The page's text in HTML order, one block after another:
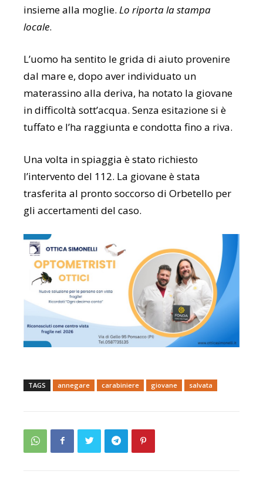
insieme alla moglie. Lo riporta la stampa
locale.
L’uomo ha sentito le grida di aiuto provenire
dal mare e, dopo aver individuato un
materassino alla deriva, ha notato la giovane
in difficoltà sott’acqua. Senza esitazione si è
tuffato e l’ha raggiunta e condotta fino a riva.
Una volta in spiaggia è stato richiesto
l’intervento del 112. La giovane è stata
trasferita al pronto soccorso di Orbetello per
gli accertamenti del caso.
TAGS annegare carabiniere giovane salvata